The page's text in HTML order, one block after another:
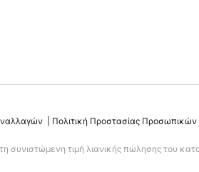
Πολιτική Προστασίας
συνιστώμενη τιμή λιανικής πώλησης του